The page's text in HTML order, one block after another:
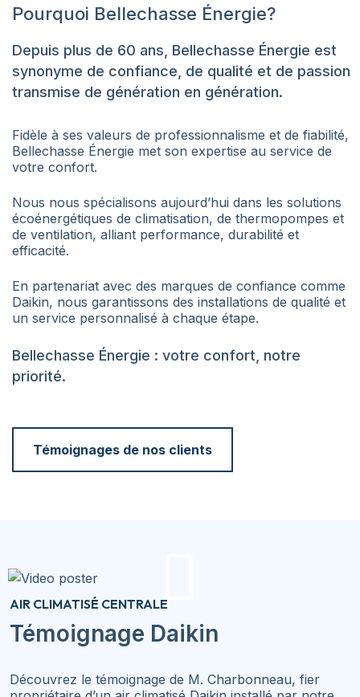
Pourquoi Bellechasse Énergie?
Depuis plus de 60 ans, Bellechasse Énergie est
synonyme de confiance, de qualité et de passion
transmise de génération en génération.
Fidèle à ses valeurs de professionnalisme et de fiabilité,
Bellechasse Énergie met son expertise au service de
votre confort.
Nous nous spécialisons aujourd’hui dans les solutions
écoénergétiques de climatisation, de thermopompes et
de ventilation, alliant performance, durabilité et
efficacité.
En partenariat avec des marques de confiance comme
Daikin, nous garantissons des installations de qualité et
un service personnalisé à chaque étape.
Bellechasse Énergie : votre confort, notre
priorité.
Témoignages de nos clients
AIR CLIMATISÉ CENTRALE
Témoignage Daikin
Découvrez le témoignage de M. Charbonneau, fier